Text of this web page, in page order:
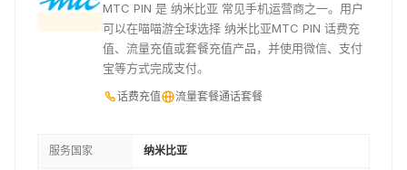
MTC PIN 是 纳米比亚 常见手机运营商之一。用户
可以在喵喵游全球选择 纳米比亚MTC PIN 话费充
值、流量充值或套餐充值产品，并使用微信、支付
宝等方式完成支付。
话费充值 流量套餐通话套餐
服务国家 纳米比亚